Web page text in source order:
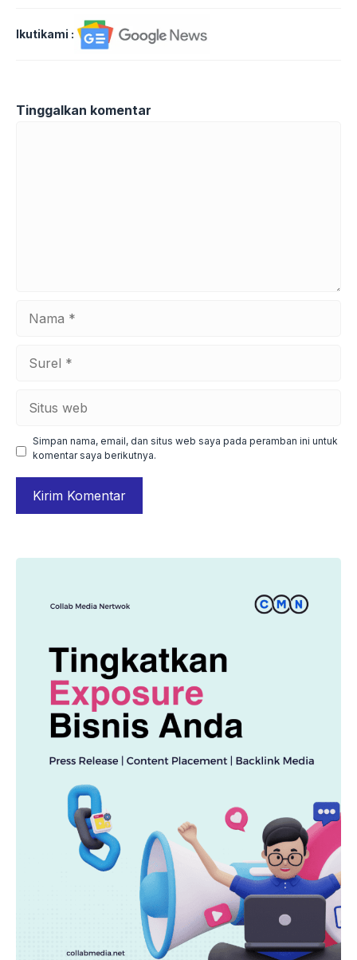
Ikutikami :
Tinggalkan komentar
Simpan nama, email, dan situs web saya pada peramban ini untuk
komentar saya berikutnya.